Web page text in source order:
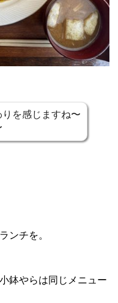
を感じますね〜
ンチを。
鉢やらは同じメニュー